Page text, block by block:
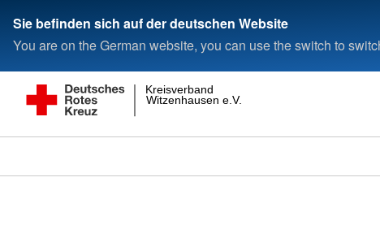
Sie befinden sich auf der deutschen Website
You are on the German website, you can use the switch to
Witzenhausen e.V.
Kreisverband